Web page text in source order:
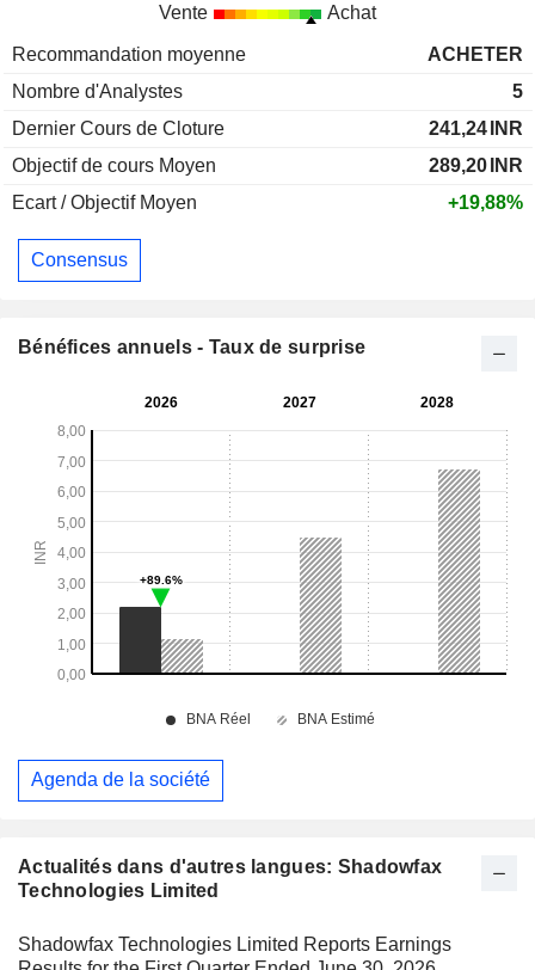
Actualités dans d'autres langues: Shadowfax
Technologies Limited
Shadowfax Technologies Limited Reports Earnings
Vente Achat
Recommandation moyenne
ACHETER
Nombre d'Analystes
5
Dernier Cours de Cloture
241,24 INR
Objectif de cours Moyen
289,20 INR
Ecart / Objectif Moyen
+19,88%
Consensus
Bénéfices annuels - Taux de surprise
Agenda de la société